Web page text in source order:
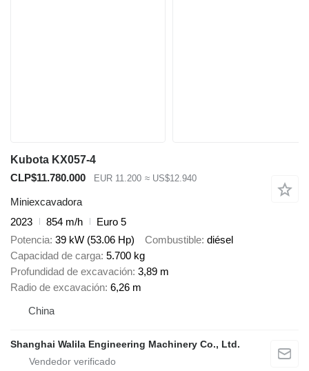
Kubota KX057-4
CLP$11.780.000
EUR 11.200 ≈ US$12.940
Miniexcavadora
2023
854 m/h
Euro 5
Potencia 39 kW (53.06 Hp) Combustible diésel
Capacidad de carga 5.700 kg
Profundidad de excavación 3,89 m
Radio de excavación 6,26 m
China
Shanghai Walila Engineering Machinery Co., Ltd.